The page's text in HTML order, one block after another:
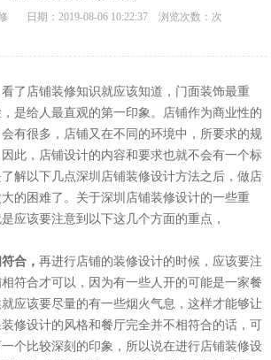
日期：2019-08-06 10:22:37 浏览次数： 次
了店铺装修知识就应该知道，门面装饰最重
，是给人最直观的第一印象。店铺作为商业性的
有很多，店铺又在不同的环境中，所要求的规
因此，店铺设计的内容和要求也就不会有一个标
了解以下几点深圳店铺装修设计方法之后，做店
的困难了。关于深圳店铺装修设计的一些重
就是应该要注意到以下这几个方面的重点，
，再进行店铺的装修设计的时候，应该要注
相符合才可以，因为有一些人开的可能是一家餐
就应该要尽量的有一些烟火气息，这样才能够让
修设计的风格和餐厅完全并不相符合的话，可
个比较深刻的印象，所以说在进行店铺装修设